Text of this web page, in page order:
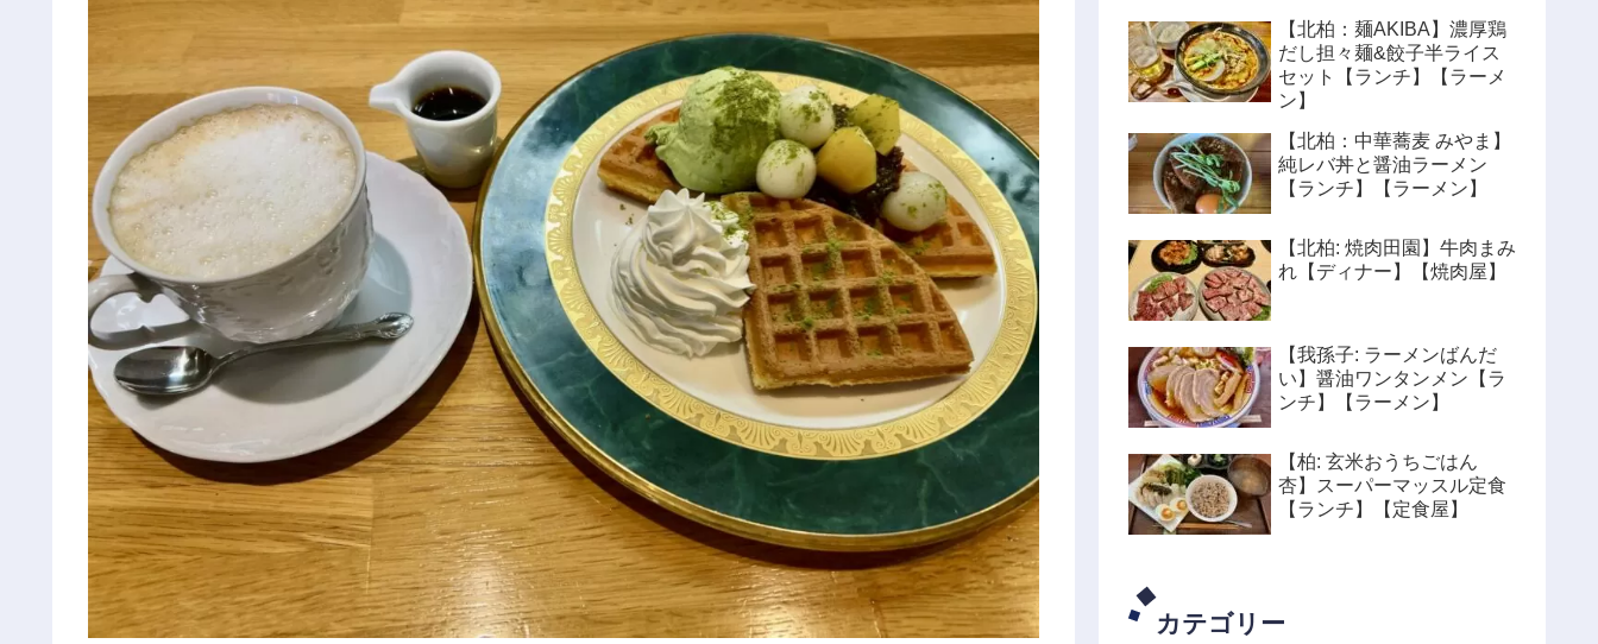
【北柏：麺AKIBA】濃厚鶏
だし担々麺&餃子半ライス
セット【ランチ】【ラーメ
ン】
【北柏：中華蕎麦 みやま】
純レバ丼と醤油ラーメン
【ランチ】【ラーメン】
【北柏: 焼肉田園】牛肉まみ
れ【ディナー】【焼肉屋】
【我孫子: ラーメンばんだ
い】醤油ワンタンメン【ラ
ンチ】【ラーメン】
【柏: 玄米おうちごはん
杏】スーパーマッスル定食
【ランチ】【定食屋】
カテゴリー